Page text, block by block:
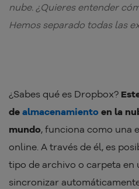
nube. ¿Quieres entender
Hemos separado todas las
¿Sabes qué es Dropbox?
de almacenamiento en la
mundo, funciona como una
online. A través de él, es
tipo de archivo o carpeta en
sincronizar